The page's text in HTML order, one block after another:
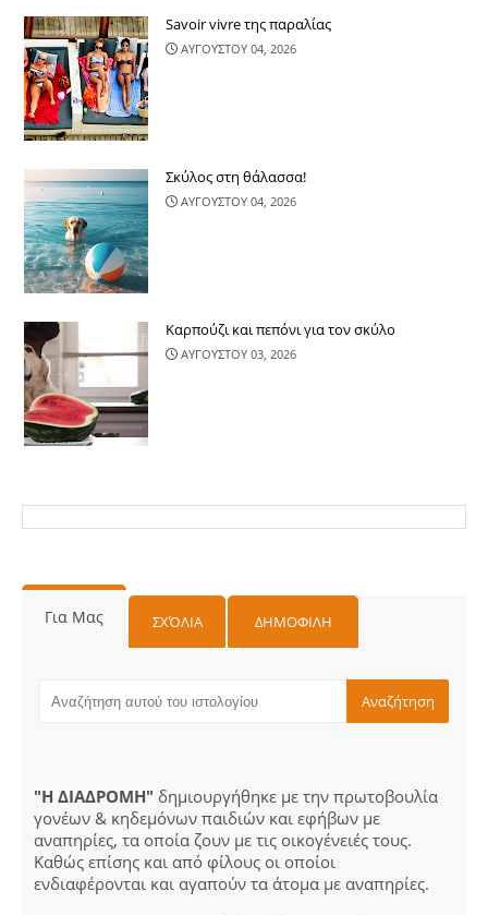
Savoir vivre της παραλίας
ΑΥΓΟΥΣΤΟΥ 04, 2026
Σκύλος στη θάλασσα!
ΑΥΓΟΥΣΤΟΥ 04, 2026
Καρπούζι και πεπόνι για τον σκύλο
ΑΥΓΟΥΣΤΟΥ 03, 2026
Για Μας ΣΧΌΛΙΑ ΔΗΜΟΦΙΛΗ
"Η ΔΙΑΔΡΟΜΗ" δημιουργήθηκε με την πρωτοβουλία
γονέων & κηδεμόνων παιδιών και εφήβων με
αναπηρίες, τα οποία ζουν με τις οικογένειές τους.
Καθώς επίσης και από φίλους οι οποίοι
ενδιαφέρονται και αγαπούν τα άτομα με αναπηρίες.